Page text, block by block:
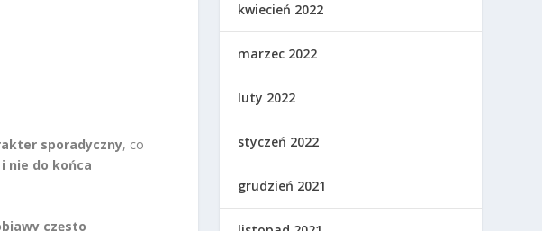
sporadyczny, co
nie do końca
często
kwiecień 2022
marzec 2022
luty 2022
styczeń 2022
grudzień 2021